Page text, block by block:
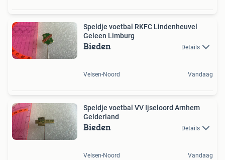
Speldje voetbal RKFC Lindenheuvel
Geleen Limburg
Bieden Details
Velsen-Noord Vandaag
Speldje voetbal VV Ijseloord Arnhem
Gelderland
Bieden Details
Velsen-Noord Vandaag